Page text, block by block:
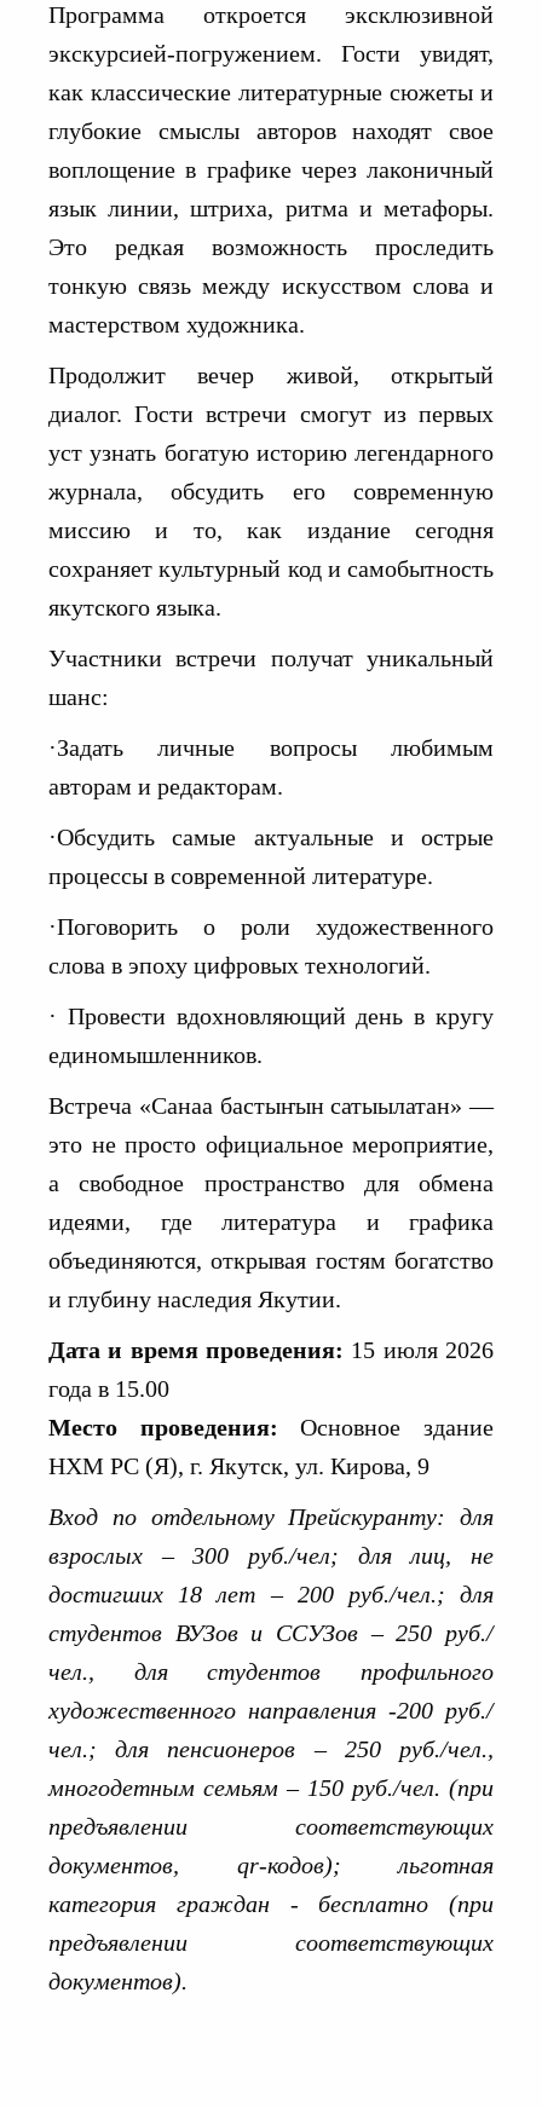
Программа откроется эксклюзивной
экскурсией-погружением. Гости увидят,
как классические литературные сюжеты и
глубокие смыслы авторов находят свое
воплощение в графике через лаконичный
язык линии, штриха, ритма и метафоры.
Это редкая возможность проследить
тонкую связь между искусством слова и
мастерством художника.
Продолжит вечер живой, открытый
диалог. Гости встречи смогут из первых
уст узнать богатую историю легендарного
журнала, обсудить его современную
миссию и то, как издание сегодня
сохраняет культурный код и самобытность
якутского языка.
Участники встречи получат уникальный
шанс:
·Задать личные вопросы любимым
авторам и редакторам.
·Обсудить самые актуальные и острые
процессы в современной литературе.
·Поговорить о роли художественного
слова в эпоху цифровых технологий.
· Провести вдохновляющий день в кругу
единомышленников.
Встреча «Санаа бастыҥын сатыылатан» —
это не просто официальное мероприятие,
а свободное пространство для обмена
идеями, где литература и графика
объединяются, открывая гостям богатство
и глубину наследия Якутии.
Дата и время проведения: 15 июля 2026
года в 15.00
Место проведения: Основное здание
НХМ РС (Я), г. Якутск, ул. Кирова, 9
Вход по отдельному Прейскуранту: для
взрослых – 300 руб./чел; для лиц, не
достигших 18 лет – 200 руб./чел.; для
студентов ВУЗов и ССУЗов – 250 руб./
чел., для студентов профильного
художественного направления -200 руб./
чел.; для пенсионеров – 250 руб./чел.,
многодетным семьям – 150 руб./чел. (при
предъявлении соответствующих
документов, qr-кодов); льготная
категория граждан - бесплатно (при
предъявлении соответствующих
документов).